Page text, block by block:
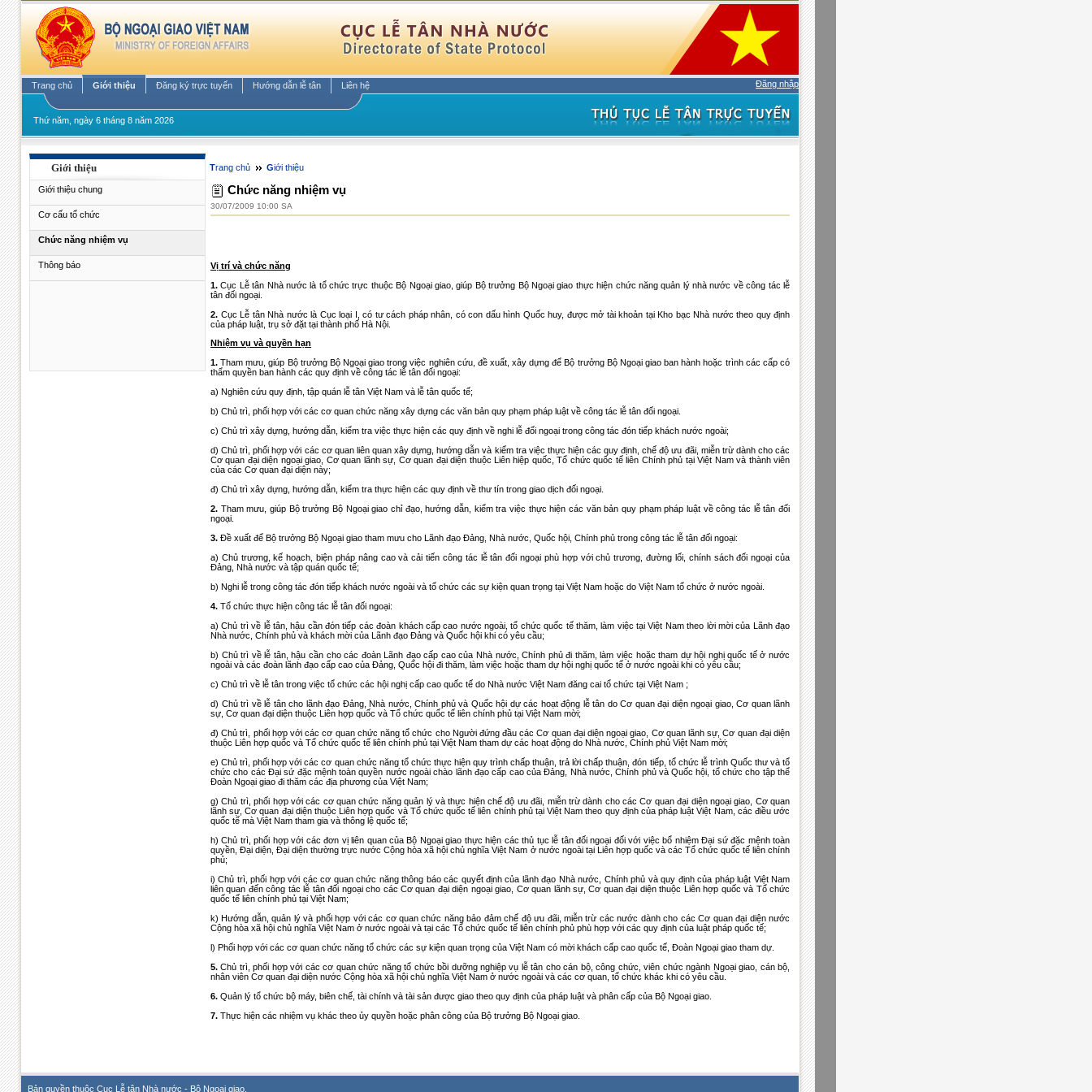
Trang chủ Giới thiệu Đăng ký trực tuyến Hướng dẫn lễ tân Liên hệ Đăng nhập
Thứ năm, ngày 6 tháng 8 năm 2026
Giới thiệu
Giới thiệu chung
Cơ cấu tổ chức
Chức năng nhiệm vụ
Thông báo
Trang chủ Giới thiệu
Chức năng nhiệm vụ
30/07/2009 10:00 SA
Vị trí và chức năng
1. Cục Lễ tân Nhà nước là tổ chức trực thuộc Bộ Ngoại giao, giúp Bộ trưởng Bộ Ngoại giao thực hiện chức năng quản lý nhà nước về công tác lễ
tân đối ngoại.
2. Cục Lễ tân Nhà nước là Cục loại I, có tư cách pháp nhân, có con dấu hình Quốc huy, được mở tài khoản tại Kho bạc Nhà nước theo quy định
của pháp luật, trụ sở đặt tại thành phố Hà Nội.
Nhiệm vụ và quyền hạn
1. Tham mưu, giúp Bộ trưởng Bộ Ngoại giao trong việc nghiên cứu, đề xuất, xây dựng để Bộ trưởng Bộ Ngoại giao ban hành hoặc trình các cấp có
thẩm quyền ban hành các quy định về công tác lễ tân đối ngoại:
a) Nghiên cứu quy định, tập quán lễ tân Việt Nam và lễ tân quốc tế;
b) Chủ trì, phối hợp với các cơ quan chức năng xây dựng các văn bản quy phạm pháp luật về công tác lễ tân đối ngoại.
c) Chủ trì xây dựng, hướng dẫn, kiểm tra việc thực hiện các quy định về nghi lễ đối ngoại trong công tác đón tiếp khách nước ngoài;
d) Chủ trì, phối hợp với các cơ quan liên quan xây dựng, hướng dẫn và kiểm tra việc thực hiện các quy định, chế độ ưu đãi, miễn trừ dành cho các
Cơ quan đại diện ngoại giao, Cơ quan lãnh sự, Cơ quan đại diện thuộc Liên hiệp quốc, Tổ chức quốc tế liên Chính phủ tại Việt Nam và thành viên
của các Cơ quan đại diện này;
đ) Chủ trì xây dựng, hướng dẫn, kiểm tra thực hiện các quy định về thư tín trong giao dịch đối ngoại.
2. Tham mưu, giúp Bộ trưởng Bộ Ngoại giao chỉ đạo, hướng dẫn, kiểm tra việc thực hiện các văn bản quy phạm pháp luật về công tác lễ tân đối
ngoại.
3. Đề xuất để Bộ trưởng Bộ Ngoại giao tham mưu cho Lãnh đạo Đảng, Nhà nước, Quốc hội, Chính phủ trong công tác lễ tân đối ngoại:
a) Chủ trương, kế hoạch, biện pháp nâng cao và cải tiến công tác lễ tân đối ngoại phù hợp với chủ trương, đường lối, chính sách đối ngoại của
Đảng, Nhà nước và tập quán quốc tế;
b) Nghi lễ trong công tác đón tiếp khách nước ngoài và tổ chức các sự kiện quan trọng tại Việt Nam hoặc do Việt Nam tổ chức ở nước ngoài.
4. Tổ chức thực hiện công tác lễ tân đối ngoại:
a) Chủ trì về lễ tân, hậu cần đón tiếp các đoàn khách cấp cao nước ngoài, tổ chức quốc tế thăm, làm việc tại Việt Nam theo lời mời của Lãnh đạo
Nhà nước, Chính phủ và khách mời của Lãnh đạo Đảng và Quốc hội khi có yêu cầu;
b) Chủ trì về lễ tân, hậu cần cho các đoàn Lãnh đạo cấp cao của Nhà nước, Chính phủ đi thăm, làm việc hoặc tham dự hội nghị quốc tế ở nước
ngoài và các đoàn lãnh đạo cấp cao của Đảng, Quốc hội đi thăm, làm việc hoặc tham dự hội nghị quốc tế ở nước ngoài khi có yêu cầu;
c) Chủ trì về lễ tân trong việc tổ chức các hội nghị cấp cao quốc tế do Nhà nước Việt Nam đăng cai tổ chức tại Việt Nam ;
d) Chủ trì về lễ tân cho lãnh đạo Đảng, Nhà nước, Chính phủ và Quốc hội dự các hoạt động lễ tân do Cơ quan đại diện ngoại giao, Cơ quan lãnh
sự, Cơ quan đại diện thuộc Liên hợp quốc và Tổ chức quốc tế liên chính phủ tại Việt Nam mời;
đ) Chủ trì, phối hợp với các cơ quan chức năng tổ chức cho Người đứng đầu các Cơ quan đại diện ngoại giao, Cơ quan lãnh sự, Cơ quan đại diện
thuộc Liên hợp quốc và Tổ chức quốc tế liên chính phủ tại Việt Nam tham dự các hoạt động do Nhà nước, Chính phủ Việt Nam mời;
e) Chủ trì, phối hợp với các cơ quan chức năng tổ chức thực hiện quy trình chấp thuận, trả lời chấp thuận, đón tiếp, tổ chức lễ trình Quốc thư và tổ
chức cho các Đại sứ đặc mệnh toàn quyền nước ngoài chào lãnh đạo cấp cao của Đảng, Nhà nước, Chính phủ và Quốc hội, tổ chức cho tập thể
Đoàn Ngoại giao đi thăm các địa phương của Việt Nam;
g) Chủ trì, phối hợp với các cơ quan chức năng quản lý và thực hiện chế độ ưu đãi, miễn trừ dành cho các Cơ quan đại diện ngoại giao, Cơ quan
lãnh sự, Cơ quan đại diện thuộc Liên hợp quốc và Tổ chức quốc tế liên chính phủ tại Việt Nam theo quy định của pháp luật Việt Nam, các điều ước
quốc tế mà Việt Nam tham gia và thông lệ quốc tế;
h) Chủ trì, phối hợp với các đơn vị liên quan của Bộ Ngoại giao thực hiện các thủ tục lễ tân đối ngoại đối với việc bổ nhiệm Đại sứ đặc mệnh toàn
quyền, Đại diện, Đại diện thường trực nước Cộng hòa xã hội chủ nghĩa Việt Nam ở nước ngoài tại Liên hợp quốc và các Tổ chức quốc tế liên chính
phủ;
i) Chủ trì, phối hợp với các cơ quan chức năng thông báo các quyết định của lãnh đạo Nhà nước, Chính phủ và quy định của pháp luật Việt Nam
liên quan đến công tác lễ tân đối ngoại cho các Cơ quan đại diện ngoại giao, Cơ quan lãnh sự, Cơ quan đại diện thuộc Liên hợp quốc và Tổ chức
quốc tế liên chính phủ tại Việt Nam;
k) Hướng dẫn, quản lý và phối hợp với các cơ quan chức năng bảo đảm chế độ ưu đãi, miễn trừ các nước dành cho các Cơ quan đại diện nước
Cộng hòa xã hội chủ nghĩa Việt Nam ở nước ngoài và tại các Tổ chức quốc tế liên chính phủ phù hợp với các quy định của luật pháp quốc tế;
l) Phối hợp với các cơ quan chức năng tổ chức các sự kiện quan trọng của Việt Nam có mời khách cấp cao quốc tế, Đoàn Ngoại giao tham dự.
5. Chủ trì, phối hợp với các cơ quan chức năng tổ chức bồi dưỡng nghiệp vụ lễ tân cho cán bộ, công chức, viên chức ngành Ngoại giao, cán bộ,
nhân viên Cơ quan đại diện nước Cộng hòa xã hội chủ nghĩa Việt Nam ở nước ngoài và các cơ quan, tổ chức khác khi có yêu cầu.
6. Quản lý tổ chức bộ máy, biên chế, tài chính và tài sản được giao theo quy định của pháp luật và phân cấp của Bộ Ngoại giao.
7. Thực hiện các nhiệm vụ khác theo ủy quyền hoặc phân công của Bộ trưởng Bộ Ngoại giao.
Bản quyền thuộc Cục Lễ tân Nhà nước - Bộ Ngoại giao.